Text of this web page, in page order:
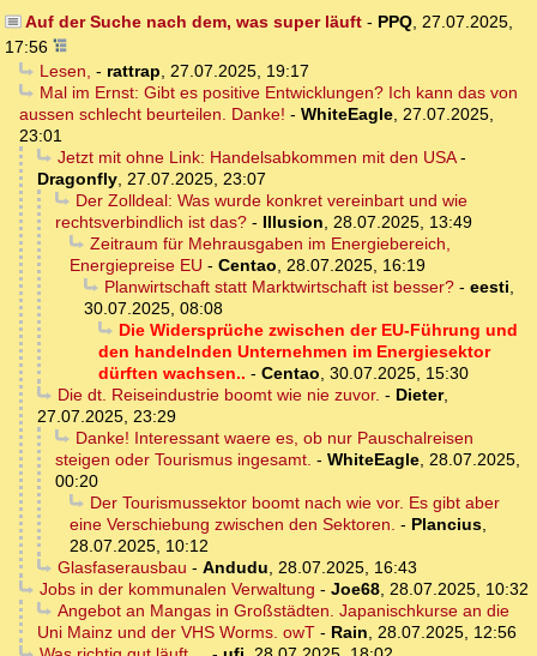
Auf der Suche nach dem, was super läuft- PPQ, 27.07.2025,
17:56
Lesen, - rattrap, 27.07.2025, 19:17
Mal im Ernst: Gibt es positive Entwicklungen? Ich kann das von
aussen schlecht beurteilen. Danke! - WhiteEagle, 27.07.2025,
23:01
Jetzt mit ohne Link: Handelsabkommen mit den USA-
Dragonfly, 27.07.2025, 23:07
Der Zolldeal: Was wurde konkret vereinbart und wie
rechtsverbindlich ist das? - Illusion, 28.07.2025, 13:49
Zeitraum für Mehrausgaben im Energiebereich,
Energiepreise EU - Centao, 28.07.2025, 16:19
Planwirtschaft statt Marktwirtschaft ist besser?- eesti,
30.07.2025, 08:08
Die Widersprüche zwischen der EU-Führung und
den handelnden Unternehmen im Energiesektor
dürften wachsen.. - Centao, 30.07.2025, 15:30
Die dt. Reiseindustrie boomt wie nie zuvor. - Dieter,
27.07.2025, 23:29
Danke! Interessant waere es, ob nur Pauschalreisen
steigen oder Tourismus ingesamt. - WhiteEagle, 28.07.2025,
00:20
Der Tourismussektor boomt nach wie vor. Es gibt aber
eine Verschiebung zwischen den Sektoren. - Plancius,
28.07.2025, 10:12
Glasfaserausbau - Andudu, 28.07.2025, 16:43
Jobs in der kommunalen Verwaltung - Joe68, 28.07.2025, 10:32
Angebot an Mangas in Großstädten. Japanischkurse an die
Uni Mainz und der VHS Worms. owT - Rain, 28.07.2025, 12:56